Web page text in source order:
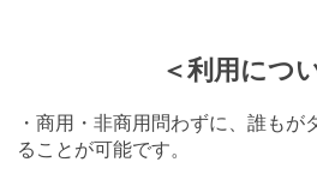
＜利用につ
・商用・非商用問わずに、誰もが
ることが可能です。